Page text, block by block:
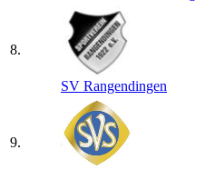
8.
SV Rangendingen
9.